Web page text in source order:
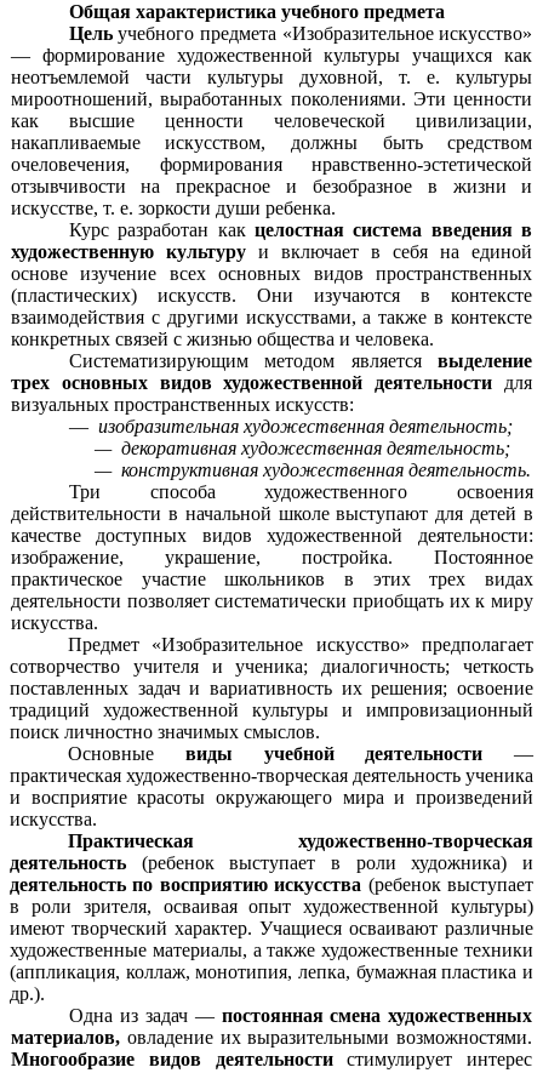
Общая характеристика учебного предмета
Цельучебного предмета «Изобразительное искусство»
— формирование художественной культуры учащихся как
неотъемлемой части культуры духовной, т. е. культуры
мироотношений, выработанных поколениями. Эти ценности
как высшие ценности человеческой цивилизации,
накапливаемые искусством, должны быть средством
очеловечения, формирования нравственно-эстетической
отзывчивости на прекрасное и безобразное в жизни и
искусстве, т. е. зоркости души ребенка.
Курс разработан как целостная система введения в
художественную культуру и включает в себя на единой
основе изучение всех основных видов пространственных
(пластических) искусств. Они изучаются в контексте
взаимодействия с другими искусствами, а также в контексте
конкретных связей с жизнью общества и человека.
Систематизирующим методом являетсявыделение
трех основных видов художественной деятельности
для
визуальных пространственных искусств:
— изобразительная художественная деятельность;
— декоративная художественная деятельность;
— конструктивная художественная деятельность.
Три способа художественного освоения
действительности в начальной школе выступают для детей в
качестве доступных видов художественной деятельности:
изображение, украшение, постройка. Постоянное
практическое участие школьников в этих трех видах
деятельности позволяет систематически приобщать их к миру
искусства.
Предмет «Изобразительное искусство» предполагает
сотворчество учителя и ученика; диалогичность; четкость
поставленных задач и вариативность их решения; освоение
традиций художественной культуры и импровизационный
поиск личностно значимых смыслов.
Основные виды учебной деятельности —
практическая художественно-творческая деятельность ученика
и восприятие красоты окружающего мира и произведений
искусства.
Практическая художественно-творческая
деятельность (ребенок выступает в роли художника) и
деятельность по восприятию искусства (ребенок выступает
в роли зрителя, осваивая опыт художественной культуры)
имеют творческий характер. Учащиеся осваивают различные
художественные материалы, а также художественные техники
(аппликация, коллаж, монотипия, лепка, бумажная пластика и
др.).
Одна из задач — постоянная смена художественных
материалов, овладение их выразительными возможностями.
Многообразие видов деятельностистимулирует интерес